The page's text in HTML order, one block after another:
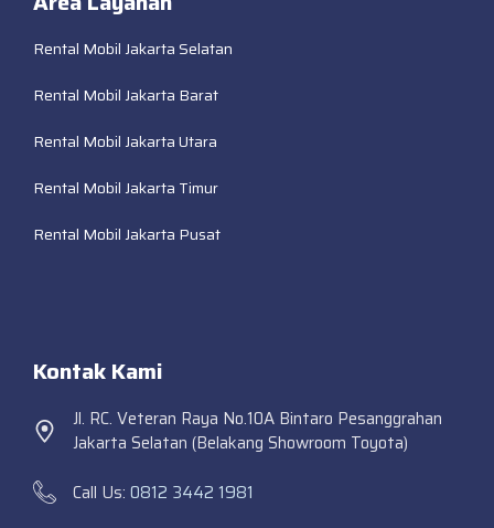
Rental Mobil Jakarta Selatan
Rental Mobil Jakarta Barat
Rental Mobil Jakarta Utara
Rental Mobil Jakarta Timur
Rental Mobil Jakarta Pusat
Kontak Kami
Jl. RC. Veteran Raya No.10A Bintaro Pesanggrahan
Jakarta Selatan (Belakang Showroom Toyota)
Call Us: 0812 3442 1981